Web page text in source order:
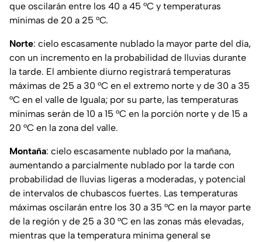
que oscilarán entre los 40 a 45 °C y temperaturas
mínimas de 20 a 25 °C.
Norte: cielo escasamente nublado la mayor parte del día,
con un incremento en la probabilidad de lluvias durante
la tarde. El ambiente diurno registrará temperaturas
máximas de 25 a 30 °C en el extremo norte y de 30 a 35
°C en el valle de Iguala; por su parte, las temperaturas
mínimas serán de 10 a 15 °C en la porción norte y de 15 a
20 °C en la zona del valle.
Montaña: cielo escasamente nublado por la mañana,
aumentando a parcialmente nublado por la tarde con
probabilidad de lluvias ligeras a moderadas, y potencial
de intervalos de chubascos fuertes. Las temperaturas
máximas oscilarán entre los 30 a 35 °C en la mayor parte
de la región y de 25 a 30 °C en las zonas más elevadas,
mientras que la temperatura mínima general se